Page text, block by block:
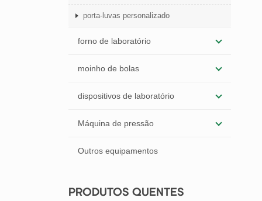
porta-luvas personalizado
forno de laboratório
moinho de bolas
dispositivos de laboratório
Máquina de pressão
Outros equipamentos
PRODUTOS QUENTES